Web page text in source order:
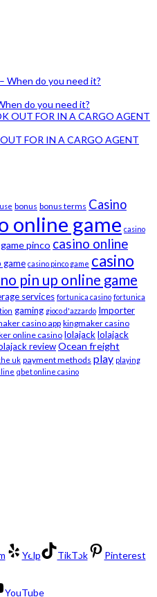
do you need it?
FOR IN A CARGO AGENT
bonus bonus terms Casino
online game casino
pinco casino online
game casino pinco game casino
pin up online game
services fortunica casino fortunica
gaming gioco d'azzardo Importer
casino app kingmaker casino
online casino lolajacklolajack
reviewOcean freight
uk payment methods play playing
qbet online casino
Yelp TikTok Pinterest
YouTube